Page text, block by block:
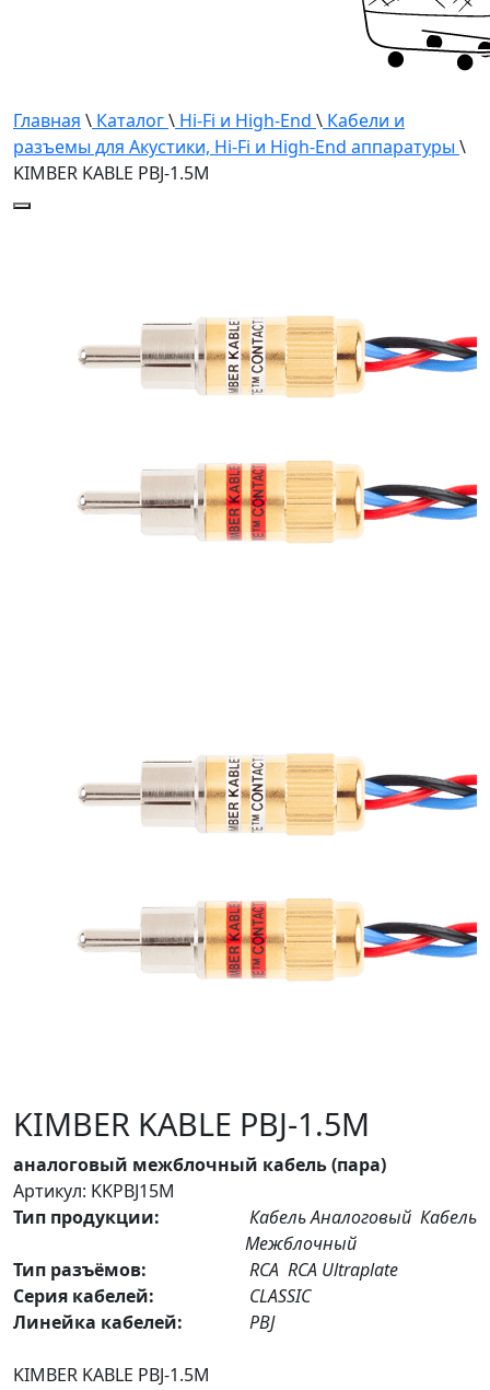
Главная \ Каталог\ Hi-Fi и High-End \ Кабели и
разъемы для Акустики, Hi-Fi и High-End аппаратуры \
KIMBER KABLE PBJ-1.5M
KIMBER KABLE PBJ-1.5M
аналоговый межблочный кабель (пара)
Артикул: KKPBJ15M
Тип продукции:
Кабель Аналоговый Кабель
Межблочный
Тип разъёмов:
RCA RCA Ultraplate
Серия кабелей:
CLASSIC
Линейка кабелей:
PBJ
KIMBER KABLE PBJ-1.5M